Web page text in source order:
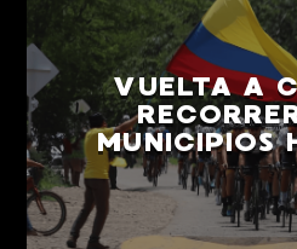
VUELTA A
MUNICIPIOS